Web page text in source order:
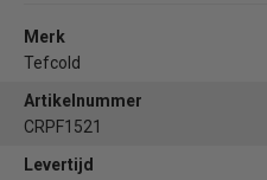
Merk
Tefcold
Artikelnummer
CRPF1521
Levertijd